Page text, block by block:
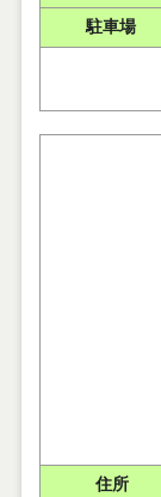
駐車場
住所